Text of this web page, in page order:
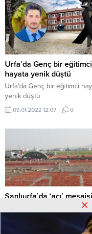
SALGINI” KONULU EK
GÖNDERDİ. GENELGEYE
19 EKİM PAZARTESİ
İTİBAREN 7 GÜN BOYUNCA
GÜN AYRI KONUDA OLMAK
ÜZERE ÜLKE GENELİNDE
DENETİMLER
GERÇEKLEŞTİRİLECEK.
ŞEHİR İÇİ TOPLU ULAŞIM
SİSTEMLERİ İLE HES
ENTEGRASYONUNU HENÜZ
GERÇEKLEŞTİRMEYEN
ENTEGRASYONU
Urfa’da Genç bir eğitimci
hayata yenik düştü
Urfa'da Genç bir eğitimci
yenik düştü
09.01.2022 12:07 0
Şanlıurfa’da ‘acı’ mesaisi
Şanlıurfa'da 'acı' mesaisi